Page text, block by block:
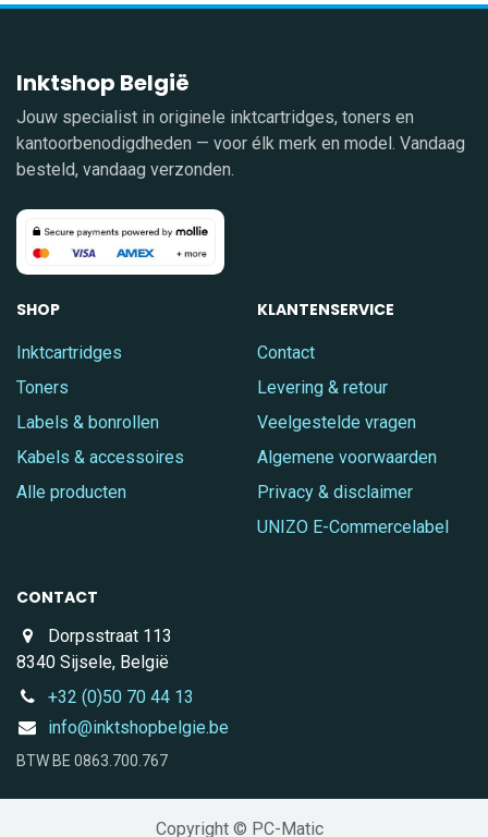
Inktshop België
Jouw specialist in originele inktcartridges, toners en
kantoorbenodigdheden — voor élk merk en model. Vandaag
besteld, vandaag verzonden.
SHOP
Inktcartridges
Toners
Labels & bonrollen
Kabels & accessoires
Alle producten
KLANTENSERVICE
Contact
Levering & retour
Veelgestelde vragen
Algemene voorwaarden
Privacy & disclaimer
UNIZO E-Commercelabel
CONTACT
Dorpsstraat 113
8340 Sijsele, België
+32 (0)50 70 44 13
info@inktshopbelgie.be
BTW BE 0863.700.767
Copyright © PC-Matic